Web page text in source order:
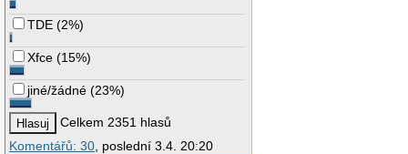
TDE (2%)
Xfce (15%)
jiné/žádné (23%)
Celkem 2351 hlasů
Komentářů: 30 , poslední 3.4. 20:20